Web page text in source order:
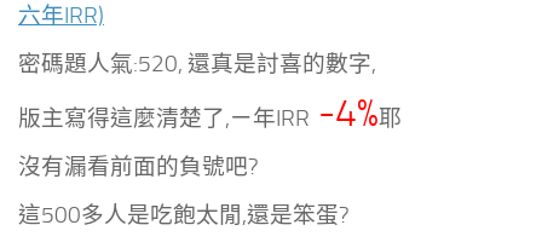
六年IRR)
密碼題人氣:520, 還真是討喜的數字,
版主寫得這麼清楚了,ㄧ年IRR -4%耶
沒有漏看前面的負號吧?
這500多人是吃飽太閒,還是笨蛋?